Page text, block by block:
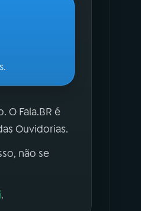
O Fala.BR é
Ouvidorias.
não se
.